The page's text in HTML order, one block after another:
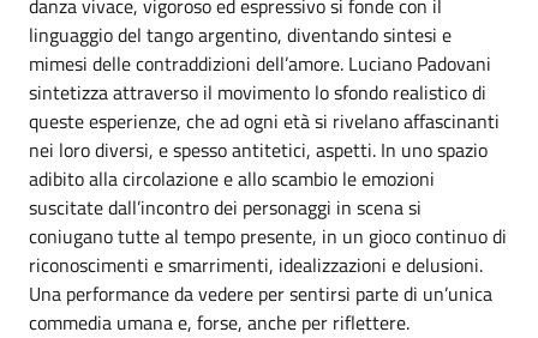
linguaggio del tango argentino, diventando sintesi e
mimesi delle contraddizioni dell’amore. Luciano Padovani
sintetizza attraverso il movimento lo sfondo realistico di
queste esperienze, che ad ogni età si rivelano affascinanti
nei loro diversi, e spesso antitetici, aspetti. In uno spazio
adibito alla circolazione e allo scambio le emozioni
suscitate dall’incontro dei personaggi in scena si
coniugano tutte al tempo presente, in un gioco continuo di
riconoscimenti e smarrimenti, idealizzazioni e delusioni.
Una performance da vedere per sentirsi parte di un’unica
commedia umana e, forse, anche per riflettere.